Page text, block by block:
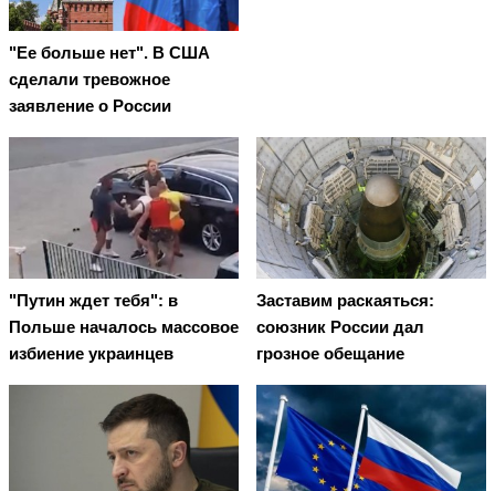
"Ее больше нет". В США
сделали тревожное
заявление о России
"Путин ждет тебя": в
Польше началось массовое
избиение украинцев
Заставим раскаяться:
союзник России дал
грозное обещание